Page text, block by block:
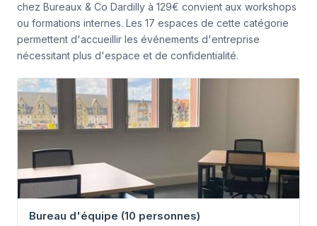
chez Bureaux & Co Dardilly à 129€ convient aux workshops
ou formations internes. Les 17 espaces de cette catégorie
permettent d'accueillir les événements d'entreprise
nécessitant plus d'espace et de confidentialité.
Bureau d'équipe (10 personnes)